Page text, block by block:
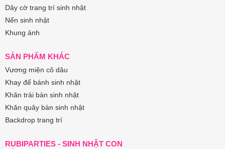
Dây cờ trang trí sinh nhật
Nến sinh nhật
Khung ảnh
SẢN PHẨM KHÁC
Vương miện cô dâu
Khay để bánh sinh nhật
Khăn trải bàn sinh nhật
Khăn quây bàn sinh nhật
Backdrop trang trí
RUBIPARTIES - SINH NHẬT CON